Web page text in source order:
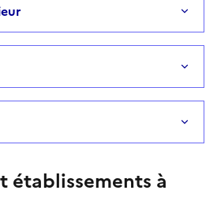
établissements à